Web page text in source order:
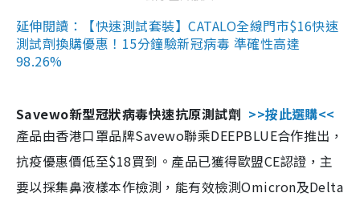
延伸閱讀：【快速測試套裝】CATALO全線門市$16快速
測試劑換購優惠！15分鐘驗新冠病毒 準確性高達
98.26%
Savewo新型冠狀病毒快速抗原測試劑 >>按此選購<<
產品由香港口罩品牌Savewo聯乘DEEPBLUE合作推出，
抗疫優惠價低至$18買到。產品已獲得歐盟CE認證，主
要以採集鼻液樣本作檢測，能有效檢測Omicron及Delta